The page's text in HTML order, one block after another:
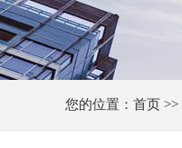
您的位置： 首页 >>